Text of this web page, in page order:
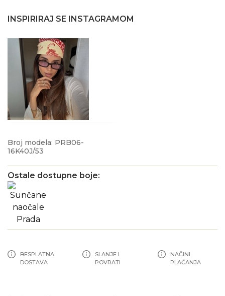
INSPIRIRAJ SE INSTAGRAMOM
Broj modela: PRB06-
16K40J/53
Ostale dostupne boje:
BESPLATNA
DOSTAVA
SLANJE I
POVRATI
NAČINI
PLAĆANJA